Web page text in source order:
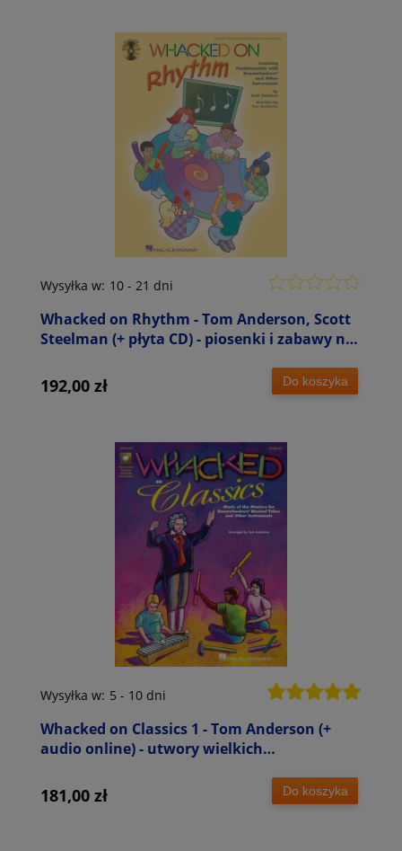
Whacked on Rhythm - Tom Anderson, Scott
Steelman (+ płyta CD) - piosenki i zabawy na
Wysyłka w: 10 - 21 dni
192,00 zł Do koszyka
Whacked on Classics 1 - Tom Anderson (+
audio online) - utwory wielkich
szkolne zespoły perkusyjne
Wysyłka w: 5 - 10 dni
181,00 zł Do koszyka